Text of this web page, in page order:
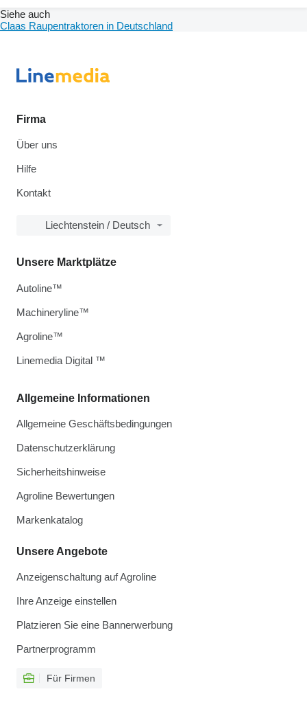
Siehe auch
Claas Raupentraktoren in Deutschland
Firma
Über uns
Hilfe
Kontakt
Liechtenstein / Deutsch
Allgemeine Informationen
Allgemeine Geschäftsbedingungen
Datenschutzerklärung
Sicherheitshinweise
Agroline Bewertungen
Markenkatalog
Unsere Angebote
Anzeigenschaltung auf Agroline
Ihre Anzeige einstellen
Platzieren Sie eine Bannerwerbung
Partnerprogramm
Für Firmen
Unsere Marktplätze
Autoline™
Machineryline™
Agroline™
Linemedia Digital ™